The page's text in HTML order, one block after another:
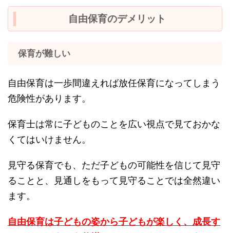
自由保育のデメリット
保育が難しい
自由保育は一歩間違えれば放任保育になってしまう
危険性があります。
保育士は常に子どものことを広い視点で見ておかな
くてはいけません。
見守る保育でも、ただ子どもの可能性を信じて見守
ることと、見通しをもって見守ることでは全然違い
ます。
自由保育は子どもの姿から子どもが楽しく、成長す